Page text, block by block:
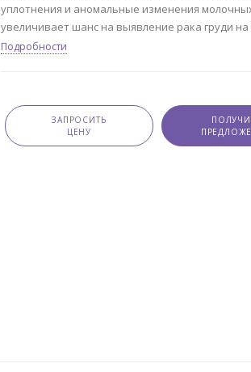
уплотнения и аномальные изменения
увеличивает шанс на выявление рака груди на
Подробности
ЗАПРОСИТЬ
ЦЕНУ